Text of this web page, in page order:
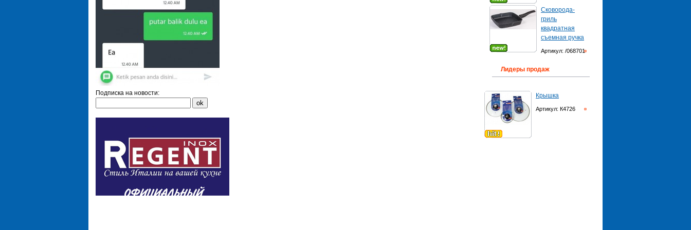
Подписка на новости:
Сковорода-
гриль
квадратная
съемная ручка
Артикул: /068701
Лидеры продаж
Крышка
Артикул: К4726